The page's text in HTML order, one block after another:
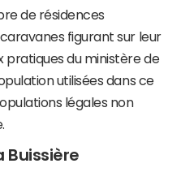
de résidences
figurant sur leur
du ministère de
utilisées dans ce
légales non
Buissière